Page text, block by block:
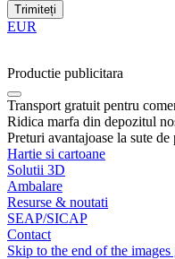
Trimiteți
EUR
Productie publicitara
Transport gratuit pentru
Ridica marfa din depozitul
Preturi avantajoase la sute de
Hartie si cartoane
Solutii 3D
Ambalare
Resurse & noutati
SEAP/SICAP
Contact
Skip to the end of the images